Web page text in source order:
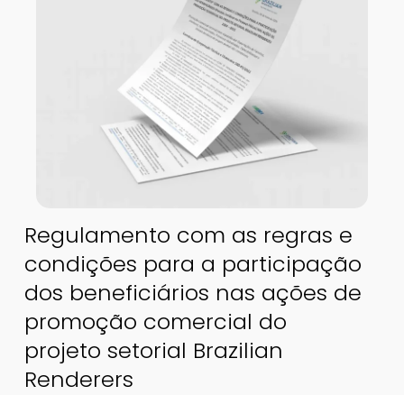
Regulamento com as regras e
condições para a participação
dos beneficiários nas ações de
promoção comercial do
projeto setorial Brazilian
Renderers